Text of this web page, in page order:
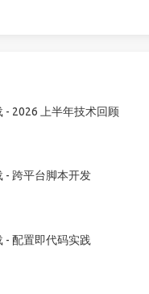
- 2026 上半年技术回顾
- 跨平台脚本开发
- 配置即代码实践